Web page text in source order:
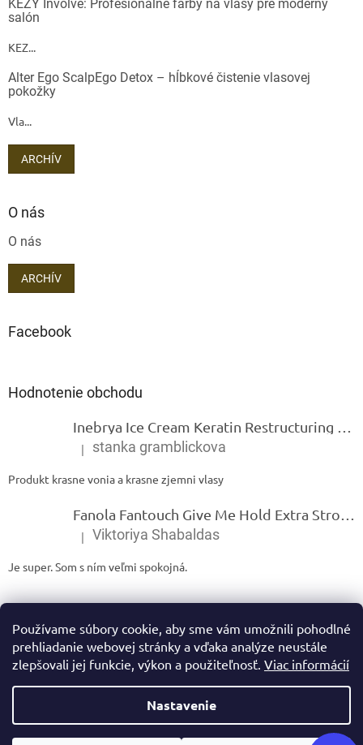
Používame súbory cookie, aby sme vám umožnili pohodlné
prehliadanie webovej stránky a vďaka analýze neustále
zlepšovali jej funkcie, výkon a použiteľnosť. Viac informácií
Nastavenie
KEZY Involve: Profesionálne farby na vlasy pre moderný
salón
KEZ...
Alter Ego ScalpEgo Detox – hĺbkové čistenie vlasovej
pokožky
Vla...
ARCHÍV
O nás
O nás
ARCHÍV
Facebook
Hodnotenie obchodu
Inebrya Ice Cream Keratin Restructuring Mask – reštrukturalizačná maska s keratínom 1000 ml
Hodnotenie produktu je 5 z 5 hviezdičiek.
| stanka gramblickova
Produkt krasne vonia a krasne zjemni vlasy
Fanola Fantouch Give Me Hold Extra Strong Fluid Gel - Extra silný rýchloschnúci tekutý gel 250 ml
Hodnotenie produktu je 5 z 5 hviezdičiek.
| Viktoriya Shabaldas
Je super. Som s ním veľmi spokojná.